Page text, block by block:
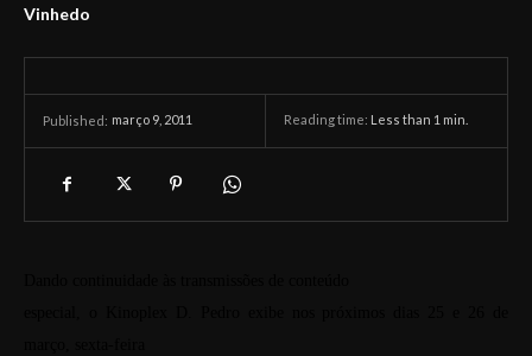
Vinhedo
Published: março 9, 2011 Reading time: Less than 1 min.